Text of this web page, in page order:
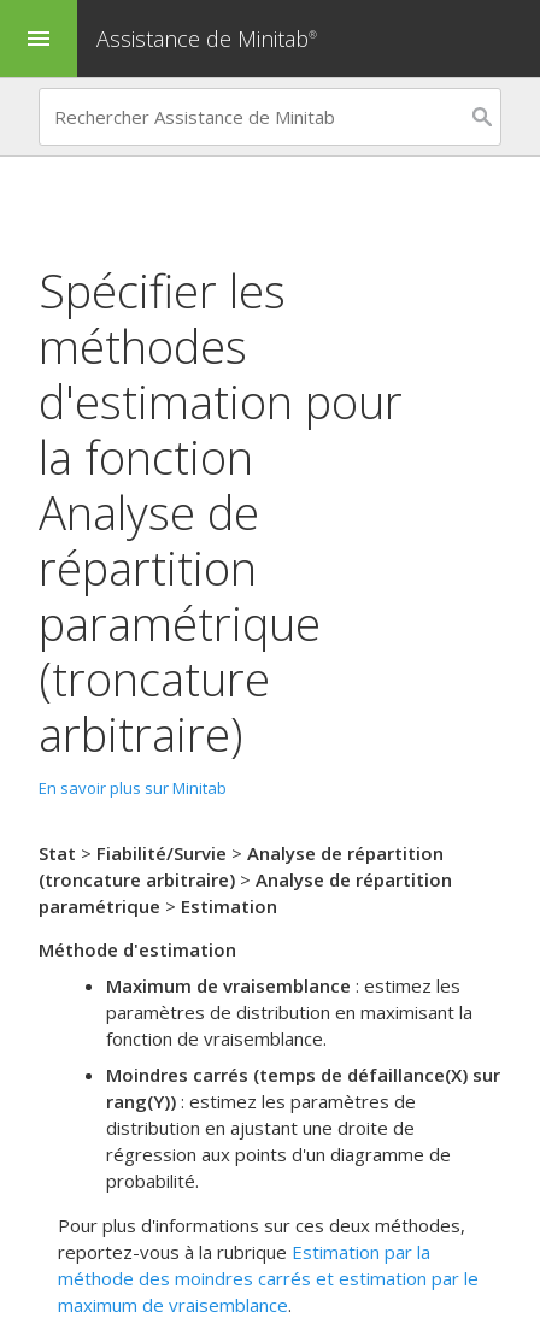
menu Assistance de Minitab®
Spécifier les
méthodes
d'estimation pour
la fonction
Analyse de
répartition
paramétrique
(troncature
arbitraire)
En savoir plus sur Minitab
Stat > Fiabilité/Survie > Analyse de répartition
(troncature arbitraire) > Analyse de répartition
paramétrique > Estimation
Méthode d'estimation
Maximum de vraisemblance : estimez les
paramètres de distribution en maximisant la
fonction de vraisemblance.
Moindres carrés (temps de défaillance(X) sur
rang(Y)) : estimez les paramètres de
distribution en ajustant une droite de
régression aux points d'un diagramme de
probabilité.
Pour plus d'informations sur ces deux méthodes,
reportez-vous à la rubrique Estimation par la
méthode des moindres carrés et estimation par le
maximum de vraisemblance.